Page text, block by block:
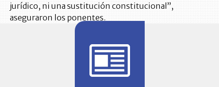
jurídico, ni una sustitución constitucional”,
aseguraron los ponentes.